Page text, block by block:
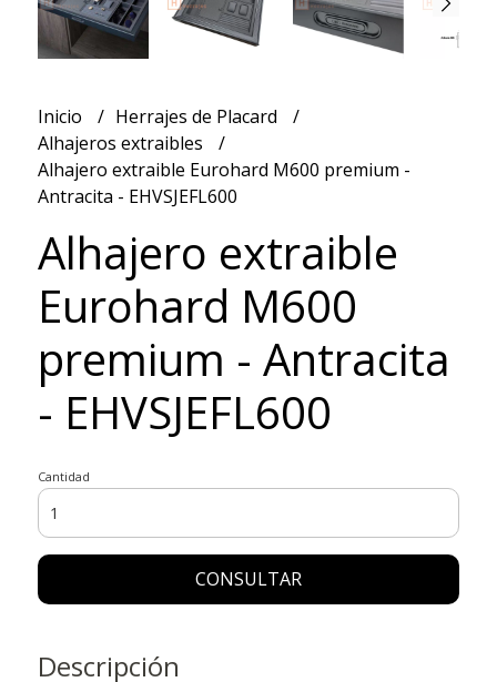
Inicio
Herrajes de Placard
Alhajeros extraibles
Alhajero extraible Eurohard M600 premium -
Antracita - EHVSJEFL600
Alhajero extraible
Eurohard M600
premium - Antracita
- EHVSJEFL600
Cantidad
CONSULTAR
Descripción